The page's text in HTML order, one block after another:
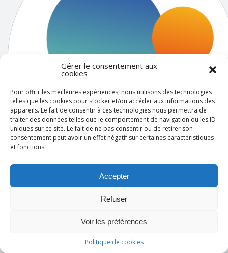
Gérer le consentement aux
cookies
Pour offrir les meilleures expériences, nous utilisons des technologies
telles que les cookies pour stocker et/ou accéder aux informations des
appareils. Le fait de consentir à ces technologies nous permettra de
traiter des données telles que le comportement de navigation ou les ID
uniques sur ce site. Le fait de ne pas consentir ou de retirer son
consentement peut avoir un effet négatif sur certaines caractéristiques
et fonctions.
Accepter
Refuser
Voir les préférences
Politique de cookies
Philippe LEMAITRE